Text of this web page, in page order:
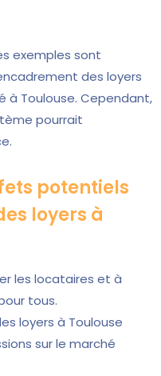
exemples sont
des loyers
à Toulouse. Cependant,
pourrait
potentiels
loyers à
les locataires et à
tous.
loyers à Toulouse
sur le marché